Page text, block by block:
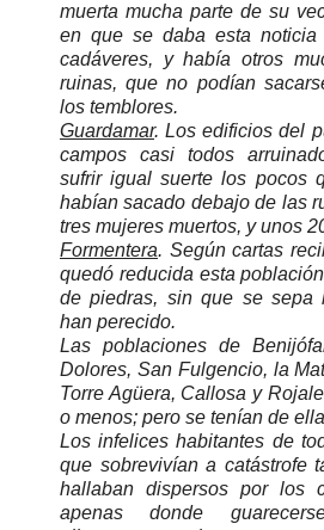
muerta mucha parte de su
en que se daba esta noticia
cadáveres, y había otros
ruinas, que no podían
los temblores.
Guardamar. Los edificios del
campos casi todos
sufrir igual suerte los pocos
habían sacado debajo de las
tres mujeres muertos, y unos
Formentera. Según cartas
quedó reducida esta
de piedras, sin que se sepa
han perecido.
Las poblaciones de
Dolores, San Fulgencio, la
Torre Agüera, Callosa y
o menos; pero se tenían de
Los infelices habitantes de
que sobrevivían a catástrofe
hallaban dispersos por los
apenas donde